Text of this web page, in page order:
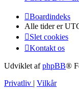
Boardindeks
Alle tider er
Slet cookies
Kontakt os
Udviklet afphpBB®
Privatliv
Vilkår